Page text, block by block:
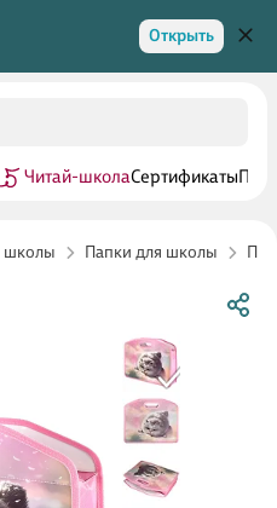
Открыть
Читай-школаСертификаты
школы Папки для школы